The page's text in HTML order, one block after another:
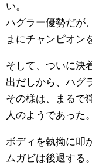
い。
ハグラー優勢だが
まにチャンピオン
そして、ついに決
出だしから、ハグ
その様は、まるで
人のようであった。
ボディを執拗に叩
ムガビは後退する。